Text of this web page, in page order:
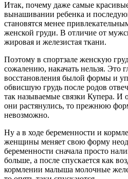
Итак, почему даже самые
вынашивании ребенка и
становятся менее
женской груди. В отличие от
жировая и железистая ткани.
Поэтому в спортзале женскую
сожалению, накачать нельзя. Это
восстановления былой формы и
обвисшую грудь после родов
так называемые связки Купера. И
они растянулись, то прежнюю
невозможно.
Ну а в ходе беременности и
женщины меняет свою форму
беременности сначала просто
больше, а после спускается как
кормлении малыша молочные